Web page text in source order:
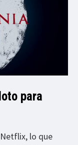
para
lo que